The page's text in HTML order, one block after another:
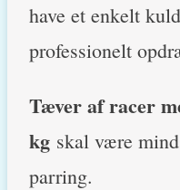
have et enkelt
professionelt
Tæver af racer
kg skal være
parring.